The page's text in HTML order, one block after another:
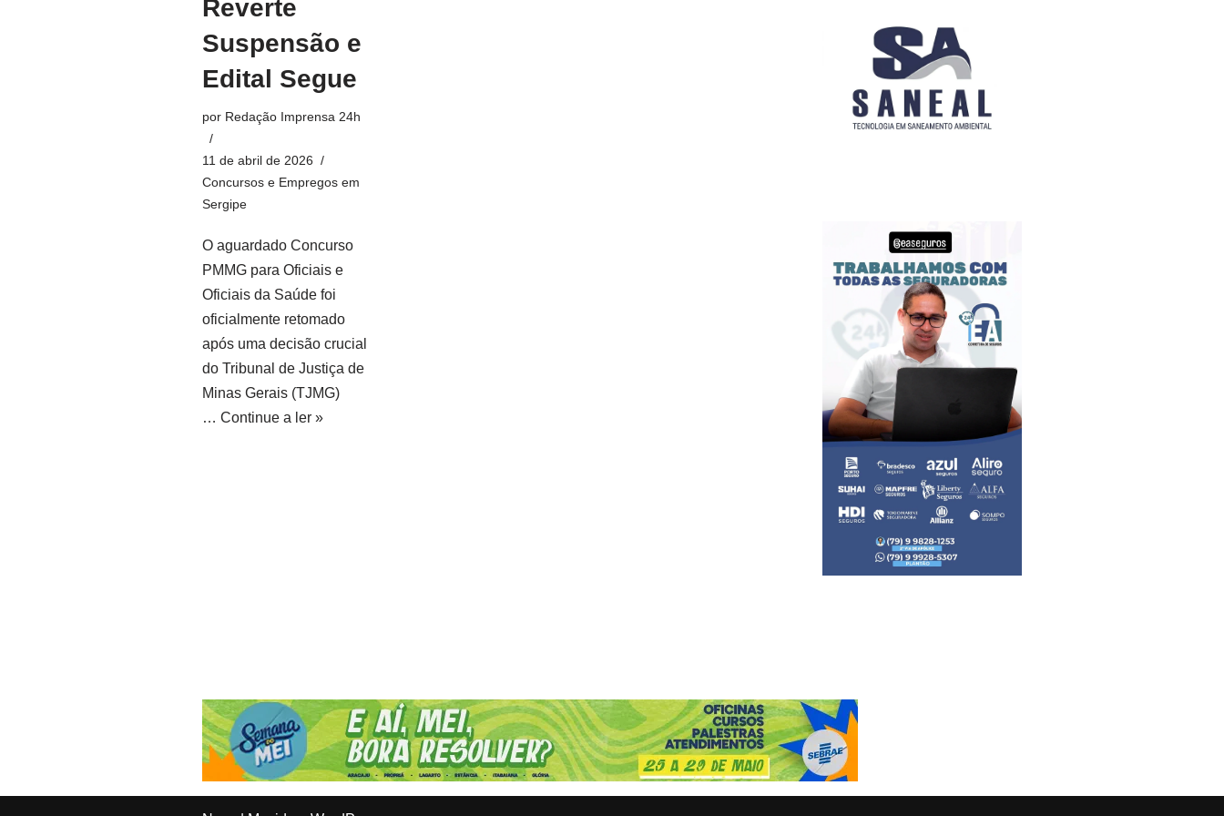
Reverte
Suspensão e
Edital Segue
por Redação Imprensa 24h
11 de abril de 2026
Concursos e Empregos em
Sergipe
O aguardado Concurso
PMMG para Oficiais e
Oficiais da Saúde foi
oficialmente retomado
após uma decisão crucial
do Tribunal de Justiça de
Minas Gerais (TJMG)
… Continue a ler »